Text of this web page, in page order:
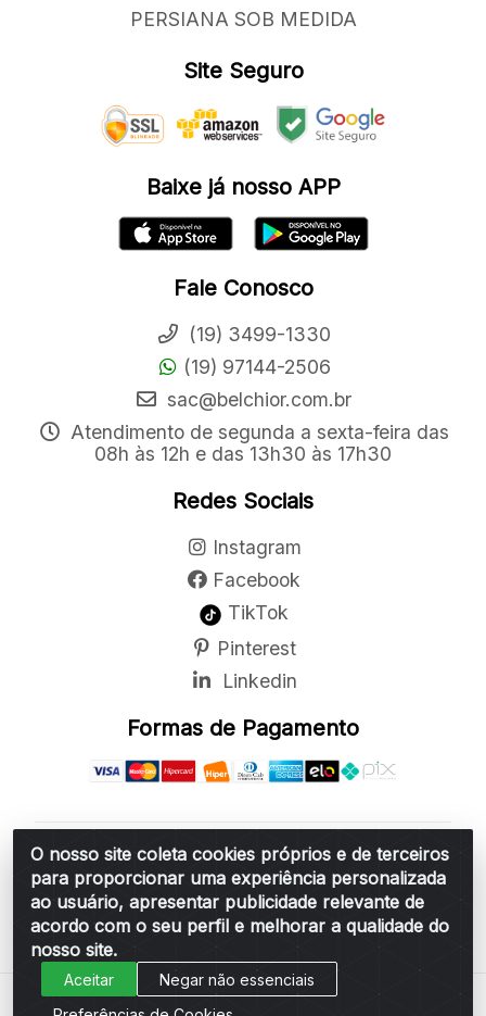
O nosso site coleta cookies próprios e de terceiros
para proporcionar uma experiência personalizada
ao usuário, apresentar publicidade relevante de
acordo com o seu perfil e melhorar a qualidade do
nosso site.
Aceitar
Negar não essenciais
PERSIANA SOB MEDIDA
Site Seguro
Baixe já nosso APP
Fale Conosco
(19) 3499-1330
(19) 97144-2506
sac@belchior.com.br
Atendimento de segunda a sexta-feira das
08h às 12h e das 13h30 às 17h30
Redes Sociais
Instagram
Facebook
TikTok
Pinterest
Linkedin
Formas de Pagamento
Belchior Cortinas e Acessórios LTDA - R: Rua
Vereador Sérgio Leopoldino Alves, 876 - Santa
Bárbara d'Oeste/SP - CEP 13.456-166 - CNPJ
06.314.073/0001-34